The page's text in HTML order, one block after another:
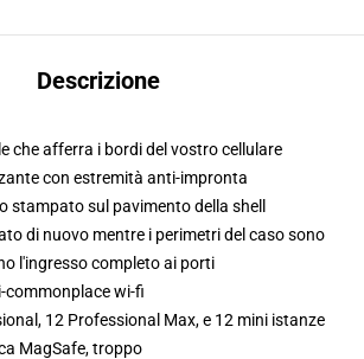
Descrizione
che afferra i bordi del vostro cellulare
con estremità anti-impronta
stampato sul pavimento della shell
di nuovo mentre i perimetri del caso sono
l'ingresso completo ai porti
commonplace wi-fi
12 Professional Max, e 12 mini istanze
MagSafe, troppo